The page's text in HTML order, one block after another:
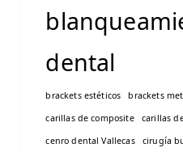
dental
brackets estéticos brackets
carillas de composite
carillas
cenro dental Vallecas
cirugía